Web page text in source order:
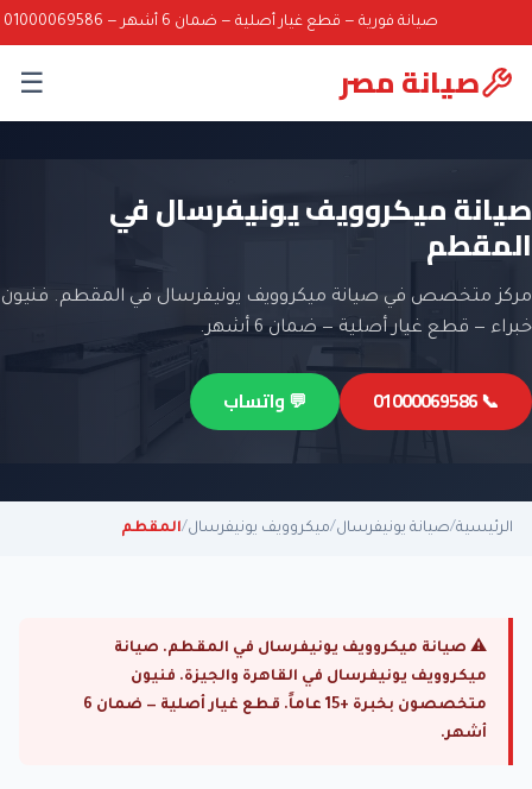
صيانة فورية — قطع غيار أصلية — ضمان 6 أشهر — 01000069586
صيانة مصر ☰
صيانة ميكروويف يونيفرسال في
المقطم
مركز متخصص في صيانة ميكروويف يونيفرسال في المقطم. فنيون
خبراء — قطع غيار أصلية — ضمان 6 أشهر.
📞 01000069586 💬 واتساب
الرئيسية/صيانة يونيفرسال/ميكروويف يونيفرسال/المقطم
⚠ صيانة ميكروويف يونيفرسال في المقطم. صيانة
ميكروويف يونيفرسال في القاهرة والجيزة. فنيون
متخصصون بخبرة +15 عاماً. قطع غيار أصلية — ضمان 6
أشهر.